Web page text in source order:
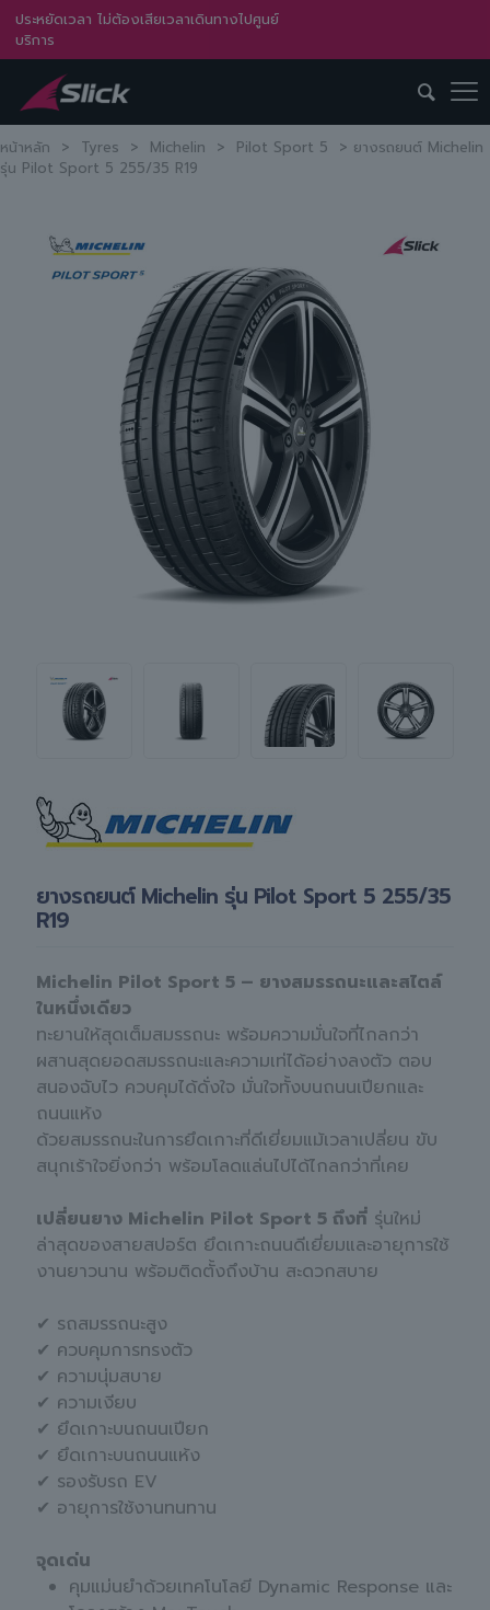
ประหยัดเวลา ไม่ต้องเสียเวลาเดินทางไปศูนย์
บริการ
หน้าหลัก > Tyres > Michelin > Pilot Sport 5 > ยางรถยนต์ Michelin
รุ่น Pilot Sport 5 255/35 R19
ยางรถยนต์ Michelin รุ่น Pilot Sport 5 255/35
R19
Michelin Pilot Sport 5 – ยางสมรรถนะและสไตล์
ในหนึ่งเดียว
ทะยานให้สุดเต็มสมรรถนะ พร้อมความมั่นใจที่ไกลกว่า
ผสานสุดยอดสมรรถนะและความเท่ได้อย่างลงตัว ตอบ
สนองฉับไว ควบคุมได้ดั่งใจ มั่นใจทั้งบนถนนเปียกและ
ถนนแห้ง
ด้วยสมรรถนะในการยึดเกาะที่ดีเยี่ยมแม้เวลาเปลี่ยน ขับ
สนุกเร้าใจยิ่งกว่า พร้อมโลดแล่นไปได้ไกลกว่าที่เคย
เปลี่ยนยาง Michelin Pilot Sport 5 ถึงที่ รุ่นใหม่
ล่าสุดของสายสปอร์ต ยึดเกาะถนนดีเยี่ยมและอายุการใช้
งานยาวนาน พร้อมติดตั้งถึงบ้าน สะดวกสบาย
✔ รถสมรรถนะสูง
✔ ควบคุมการทรงตัว
✔ ความนุ่มสบาย
✔ ความเงียบ
✔ ยึดเกาะบนถนนเปียก
✔ ยึดเกาะบนถนนแห้ง
✔ รองรับรถ EV
✔ อายุการใช้งานทนทาน
จุดเด่น
คุมแม่นยำด้วยเทคโนโลยี Dynamic Response และ